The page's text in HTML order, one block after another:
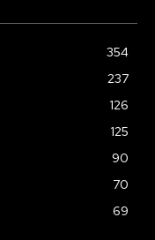
354
237
126
125
90
70
69